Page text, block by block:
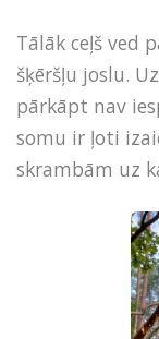
Tālāk ceļš ved
šķēršļu joslu.
pārkāpt nav
somu ir ļoti
skrambām uz